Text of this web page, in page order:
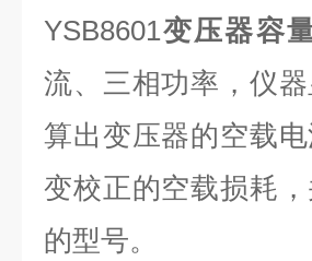
YSB8601变压器容
流、三相功率，仪
算出变压器的空载
变校正的空载损耗
的型号。